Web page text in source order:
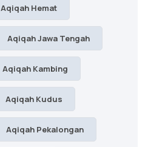
Aqiqah Hemat
Aqiqah Jawa Tengah
Aqiqah Kambing
Aqiqah Kudus
Aqiqah Pekalongan